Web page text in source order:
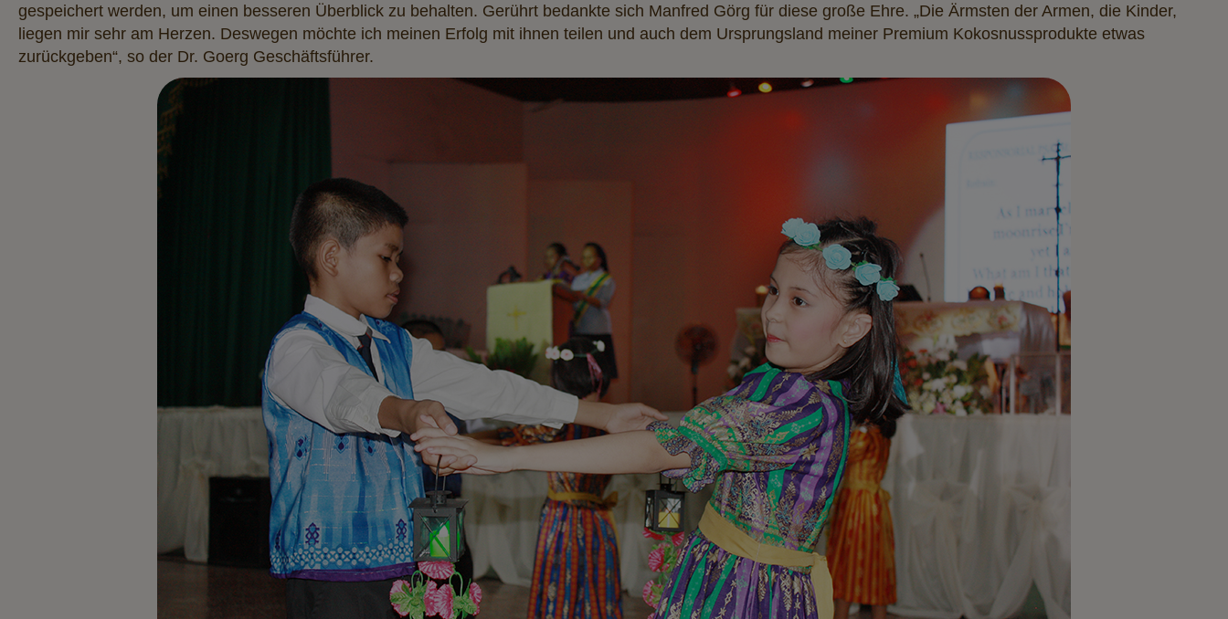
gespeichert werden, um einen besseren Überblick zu behalten. Gerührt bedankte sich Manfred Görg für diese große Ehre. „Die Ärmsten der Armen, die Kinder,
liegen mir sehr am Herzen. Deswegen möchte ich meinen Erfolg mit ihnen teilen und auch dem Ursprungsland meiner Premium Kokosnussprodukte etwas
zurückgeben“, so der Dr. Goerg Geschäftsführer.